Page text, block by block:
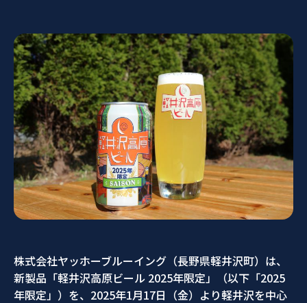
株式会社ヤッホーブルーイング（長野県軽井沢町）は、
新製品「軽井沢高原ビール 2025年限定」（以下「2025
年限定」）を、2025年1月17日（金）より軽井沢を中心